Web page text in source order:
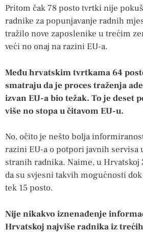
Pritom čak 78 posto tvrtki nije
radnike za popunjavanje radnih
tražilo nove zaposlenike u trećim
veći no onaj na razini EU-a.
Među hrvatskim tvrtkama 64
smatraju da je proces traženja
izvan EU-a bio težak. To je deset
više no stopa u čitavom EU-u.
No, očito je nešto bolja
razini EU-a o potpori javnih servisa
stranih radnika. Naime, u Hrvatskoj
da su svjesni takvih mogućnosti
tek 15 posto.
Nije nikakvo iznenađenje
Hrvatskoj najviše radnika iz